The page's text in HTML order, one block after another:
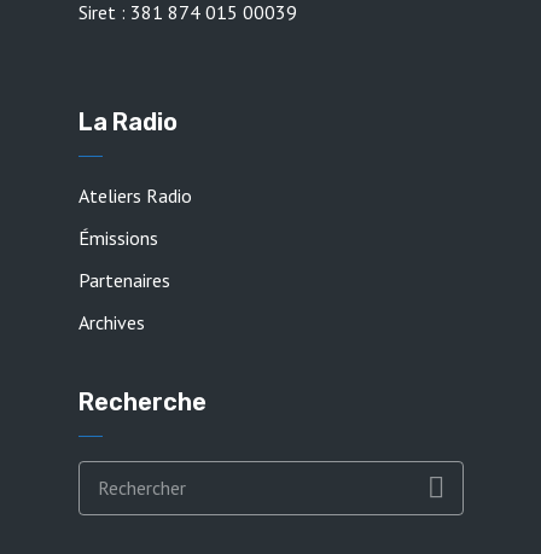
Siret : 381 874 015 00039
La Radio
Ateliers Radio
Émissions
Partenaires
Archives
Recherche